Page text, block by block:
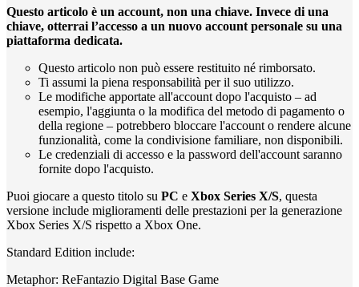
Questo articolo è un account, non una chiave. Invece di una
chiave, otterrai l’accesso a un nuovo account personale su una
piattaforma dedicata.
Questo articolo non può essere restituito né rimborsato.
Ti assumi la piena responsabilità per il suo utilizzo.
Le modifiche apportate all'account dopo l'acquisto – ad
esempio, l'aggiunta o la modifica del metodo di pagamento o
della regione – potrebbero bloccare l'account o rendere alcune
funzionalità, come la condivisione familiare, non disponibili.
Le credenziali di accesso e la password dell'account saranno
fornite dopo l'acquisto.
Puoi giocare a questo titolo su PC e Xbox Series X/S, questa
versione include miglioramenti delle prestazioni per la generazione
Xbox Series X/S rispetto a Xbox One.
Standard Edition include:
Metaphor: ReFantazio Digital Base Game